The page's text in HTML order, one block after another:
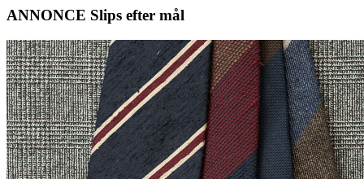
ANNONCE Slips efter mål